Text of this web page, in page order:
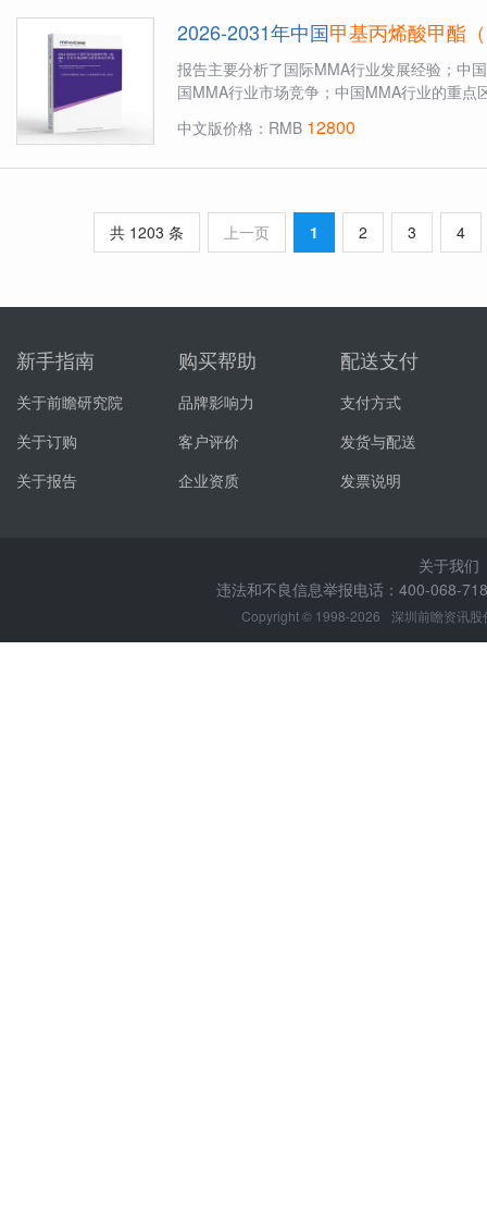
2026-2031年中国甲基丙烯酸甲酯
报告主要分析了国际MMA行业发展经验；中
国MMA行业市场竞争；中国MMA行业的重
中文版价格：RMB 12800
共 1203 条 上一页 1 2 3 4
新手指南
关于前瞻研究院
关于订购
关于报告
购买帮助
品牌影响力
客户评价
企业资质
配送支付
支付方式
发货与配送
发票说明
关于我们
违法和不良信息举报电话：400-068-
Copyright © 1998-2026 深圳前瞻资讯股